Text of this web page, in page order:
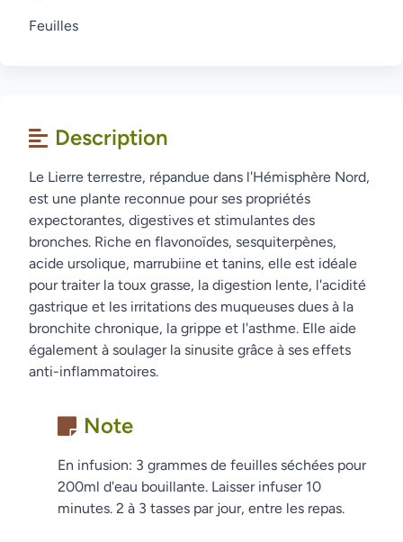
Feuilles
Description
Le Lierre terrestre, répandue dans l'Hémisphère Nord,
est une plante reconnue pour ses propriétés
expectorantes, digestives et stimulantes des
bronches. Riche en flavonoïdes, sesquiterpènes,
acide ursolique, marrubiine et tanins, elle est idéale
pour traiter la toux grasse, la digestion lente, l'acidité
gastrique et les irritations des muqueuses dues à la
bronchite chronique, la grippe et l'asthme. Elle aide
également à soulager la sinusite grâce à ses effets
anti-inflammatoires.
Note
En infusion: 3 grammes de feuilles séchées pour
200ml d'eau bouillante. Laisser infuser 10
minutes. 2 à 3 tasses par jour, entre les repas.